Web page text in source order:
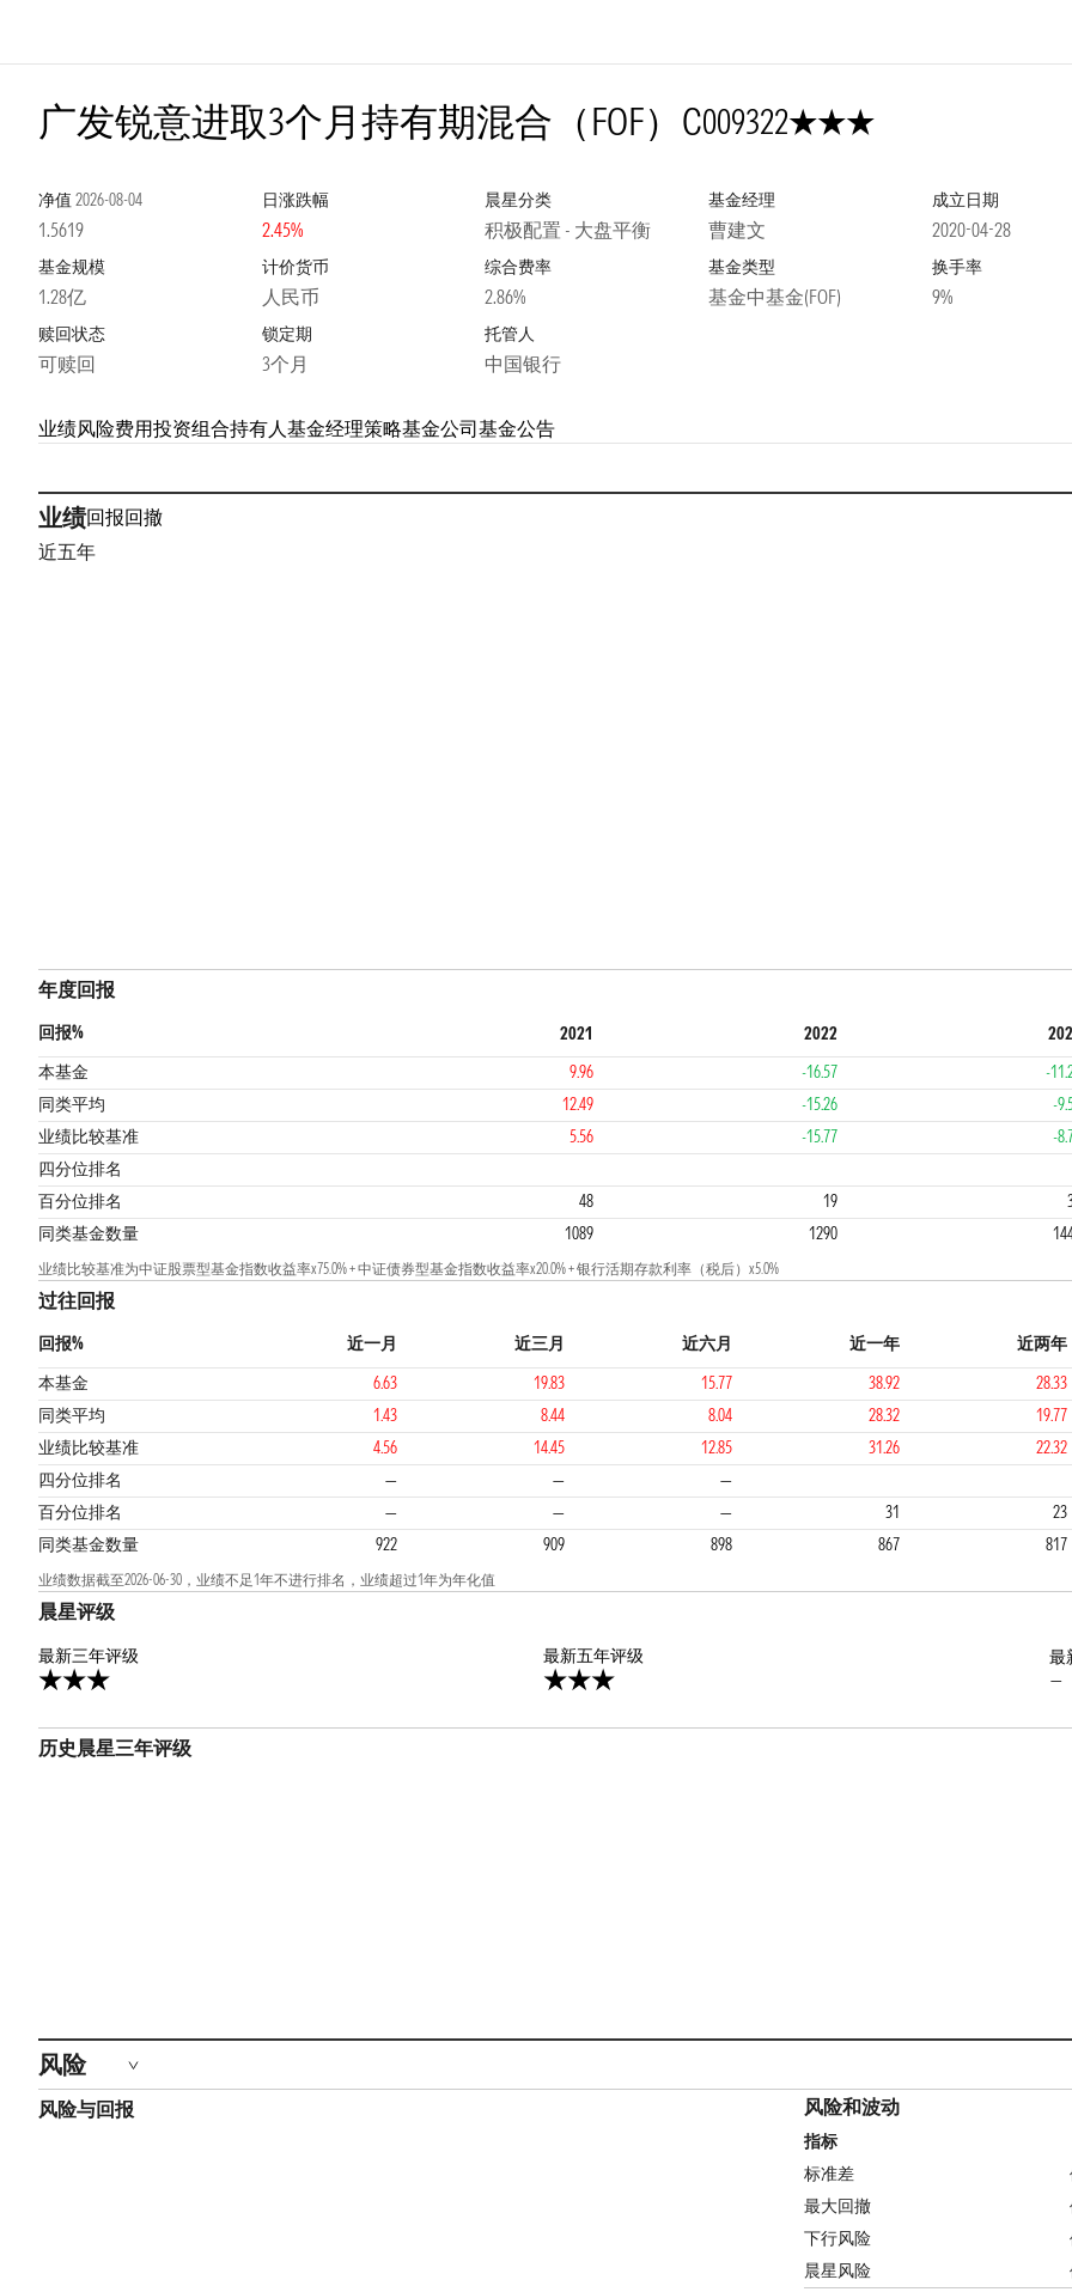
广发锐意进取3个月持有期混合（FOF）C009322
净值 2026-08-04
1.5619
日涨跌幅
2.45%
晨星分类
积极配置 - 大盘平衡
基金经理
曹建文
成立日期
2020-04-28
基金规模
1.28亿
计价货币
人民币
综合费率
2.86%
基金类型
基金中基金(FOF)
换手率
9%
赎回状态
可赎回
锁定期
3个月
托管人
中国银行
业绩风险费用投资组合持有人基金经理策略基金公司基金公告
业绩回报回撤
近五年
年度回报
回报% 2021 2022
本基金
9.96 -16.57 -
同类平均
12.49 -15.26 -
业绩比较基准
5.56 -15.77 -
四分位排名
2 1 2
百分位排名 48 19
同类基金数量
1089 1290
业绩比较基准为中证股票型基金指数收益率x75.0% + 中证债券型基金指数收益率x20.0% + 银行活期存款利率（税后）x5.0%
过往回报
回报% 近一月 近三月 近六月 近一年 近两年
本基金
6.63 19.83 15.77 38.92 28.33
同类平均
1.43 8.44 8.04 28.32 19.77
业绩比较基准
4.56 14.45 12.85 31.26 22.32
四分位排名
— — —
2 1 2
百分位排名 — — — 31 23
同类基金数量
922 909 898 867 817
业绩数据截至2026-06-30，业绩不足1年不进行排名，业绩超过1年为年化值
晨星评级
最新三年评级 最新五年评级
3星
最
—
历史晨星三年评级
风险
风险与回报 风险和波动
指标
标准差
最大回撤
下行风险
晨星风险